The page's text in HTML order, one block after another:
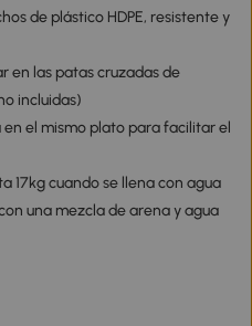
de plástico HDPE, resistente y
en las patas cruzadas de
incluidas)
el mismo plato para facilitar el
17kg cuando se llena con agua
una mezcla de arena y agua